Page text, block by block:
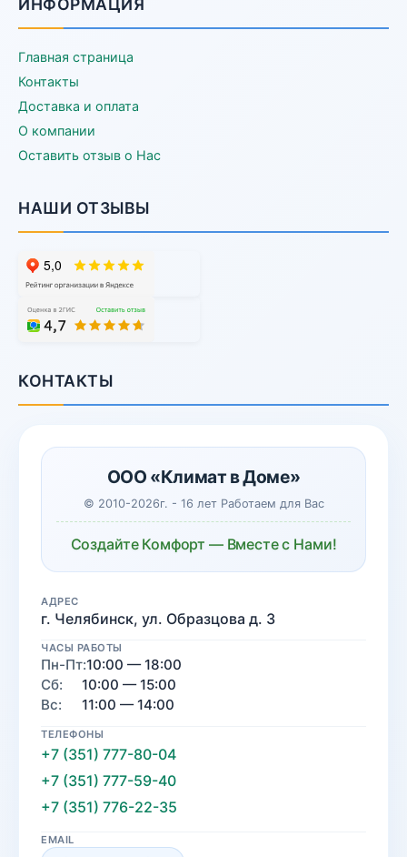
ИНФОРМАЦИЯ
Главная страница
Контакты
Доставка и оплата
О компании
Оставить отзыв о Нас
НАШИ ОТЗЫВЫ
КОНТАКТЫ
ООО «Климат в Доме»
© 2010-2026г. - 16 лет Работаем для Вас
Создайте Комфорт — Вместе с Нами!
АДРЕС
г. Челябинск, ул. Образцова д. 3
ЧАСЫ РАБОТЫ
Пн-Пт:10:00 — 18:00
Сб:
10:00 — 15:00
Вс:
11:00 — 14:00
ТЕЛЕФОНЫ
+7 (351) 777-80-04
+7 (351) 777-59-40
+7 (351) 776-22-35
EMAIL